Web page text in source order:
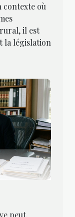
contexte où
il est
la législation
peut